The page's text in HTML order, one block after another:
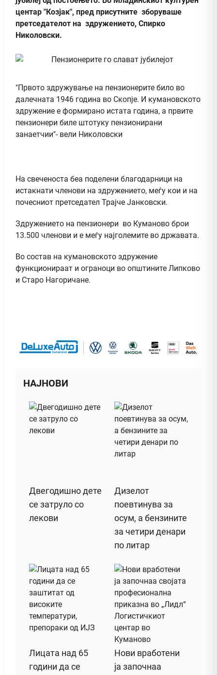
центар "Козјак", пред присутните зборуваше
претседателот на здружението, Спирко
Николовски.
"Првото здружување на пензионерите било во
далечната 1946 година во Скопје. И кумановското
здружение е формирано истата година, а првите
пензионери биле штотуку пензионирани
занаетчии"- вели Николовски
На свеченоста беа поделени благодарници на
истакнати членови на здружението, меѓу кои и на
почесниот претседател Трајче Јанковски.
Здружението на пензионери во Куманово брои
13.500 членови и е меѓу најголемите во државата.
Во состав на кумановското здружение
функционираат и ограноци во општините Липково
и Старо Нагоричане.
НАЈНОВИ
Двегодишно дете
се затруло со
лекови
Дизелот
поeвтинува за
осум, а бензините
за четири денари
по литар
Лицата над 65
години да се
Нови вработени
ја започнаа